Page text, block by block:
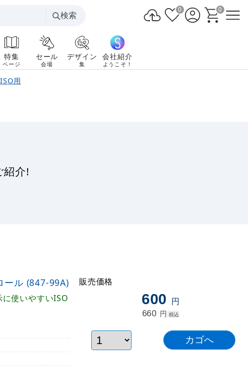
検索
0 0
特集
ページ
セール
会場
デザイン
集
会社紹介
ようこそ！
用
介!
ール (847-99A)
使いやすいISO
販売価格
600 円
660 円 税込